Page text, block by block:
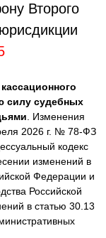
Второго
силу судебных
. Изменения
2026 г. № 78-ФЗ
кодекс
изменений в
Федерации и
Российской
в статью 30.13